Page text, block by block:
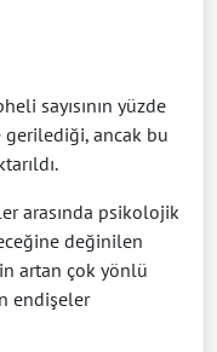
sayısının yüzde
gerilediği, ancak bu
arasında psikolojik
değinilen
artan çok yönlü
endişeler